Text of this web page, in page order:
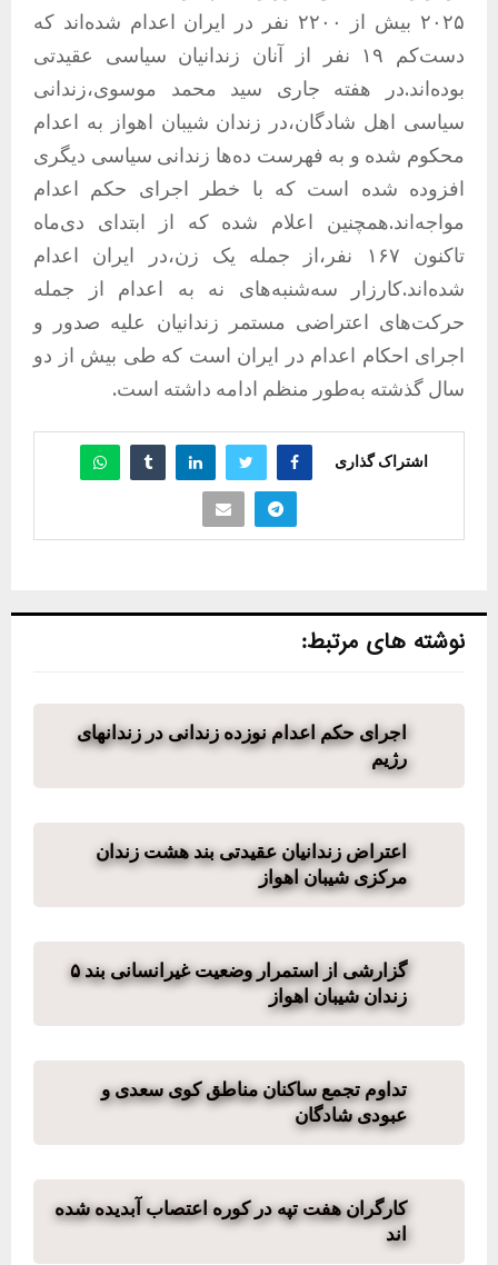
۲۰۲۵ بیش از ۲۲۰۰ نفر در ایران اعدام شده‌اند که
دست‌کم ۱۹ نفر از آنان زندانیان سیاسی عقیدتی
بوده‌اند.در هفته جاری سید محمد موسوی،زندانی
سیاسی اهل شادگان،در زندان شیبان اهواز به اعدام
محکوم شده و به فهرست ده‌ها زندانی سیاسی دیگری
افزوده شده است که با خطر اجرای حکم اعدام
مواجه‌اند.همچنین اعلام شده که از ابتدای دی‌ماه
تاکنون ۱۶۷ نفر،از جمله یک زن،در ایران اعدام
شده‌اند.کارزار سه‌شنبه‌های نه به اعدام از جمله
حرکت‌های اعتراضی مستمر زندانیان علیه صدور و
اجرای احکام اعدام در ایران است که طی بیش از دو
سال گذشته به‌طور منظم ادامه داشته است.
اشتراک گذاری
نوشته های مرتبط:
اجرای حکم اعدام نوزده زندانی در زندانهای
رژیم
اعتراض زندانیان عقیدتی بند هشت زندان
مرکزی شیبان اهواز
گزارشی از استمرار وضعیت غیرانسانی بند ۵
زندان شیبان اهواز
تداوم تجمع ساکنان مناطق کوی سعدی و
عبودی شادگان
کارگران هفت تپه در کوره اعتصاب آبدیده شده
اند